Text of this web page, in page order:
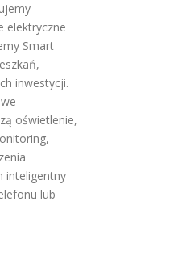
elektryczne
Smart
inwestycji.
oświetlenie,
inteligentny
lub